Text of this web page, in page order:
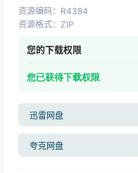
资源编码： R4384
资源格式： ZIP
您的下载权限
您已获得下载权限
迅雷网盘
夸克网盘